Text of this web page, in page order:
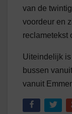
van de
voordeur en
reclametekst
Uiteindelijk
bussen
vanuit